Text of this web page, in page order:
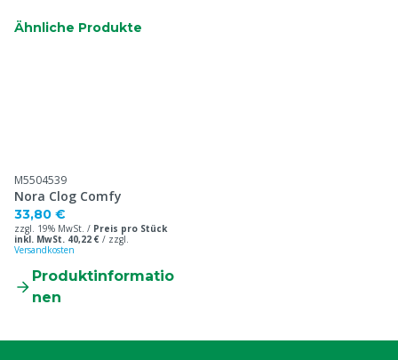
Ähnliche Produkte
M5504539
Nora Clog Comfy
33,80 €
zzgl. 19% MwSt. / Preis pro Stück
inkl. MwSt. 40,22 € / zzgl.
Versandkosten
Produktinformatio
nen